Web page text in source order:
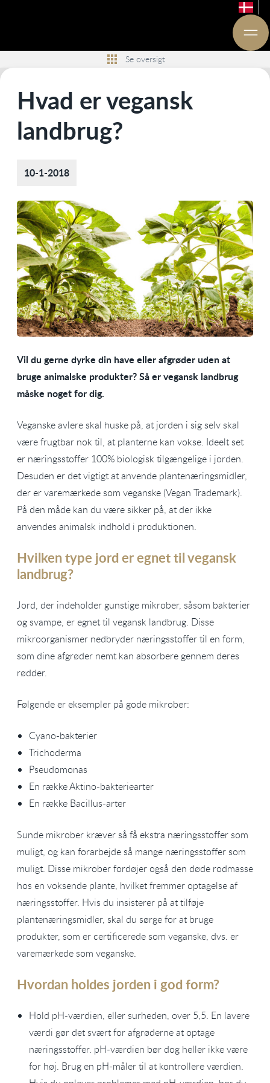
Se oversigt
Hvad er vegansk
landbrug?
10-1-2018
Vil du gerne dyrke din have eller afgrøder uden at
bruge animalske produkter? Så er vegansk landbrug
måske noget for dig.
Veganske avlere skal huske på, at jorden i sig selv skal
være frugtbar nok til, at planterne kan vokse. Ideelt set
er næringsstoffer 100% biologisk tilgængelige i jorden.
Desuden er det vigtigt at anvende plantenæringsmidler,
der er varemærkede som veganske (Vegan Trademark).
På den måde kan du være sikker på, at der ikke
anvendes animalsk indhold i produktionen.
Hvilken type jord er egnet til vegansk
landbrug?
Jord, der indeholder gunstige mikrober, såsom bakterier
og svampe, er egnet til vegansk landbrug. Disse
mikroorganismer nedbryder næringsstoffer til en form,
som dine afgrøder nemt kan absorbere gennem deres
rødder.
Følgende er eksempler på gode mikrober:
Cyano-bakterier
Trichoderma
Pseudomonas
En række Aktino-bakteriearter
En række Bacillus-arter
Sunde mikrober kræver så få ekstra næringsstoffer som
muligt, og kan forarbejde så mange næringsstoffer som
muligt. Disse mikrober fordøjer også den døde rodmasse
hos en voksende plante, hvilket fremmer optagelse af
næringsstoffer. Hvis du insisterer på at tilføje
plantenæringsmidler, skal du sørge for at bruge
produkter, som er certificerede som veganske, dvs. er
varemærkede som veganske.
Hvordan holdes jorden i god form?
Hold pH-værdien, eller surheden, over 5,5. En lavere
værdi gør det svært for afgrøderne at optage
næringsstoffer. pH-værdien bør dog heller ikke være
for høj. Brug en pH-måler til at kontrollere værdien.